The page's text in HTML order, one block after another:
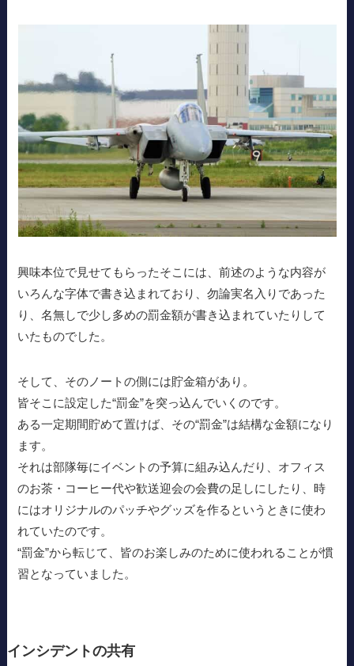
興味本位で見せてもらったそこには、前述のような内容が
いろんな字体で書き込まれており、勿論実名入りであった
り、名無しで少し多めの罰金額が書き込まれていたりして
いたものでした。
そして、そのノートの側には貯金箱があり。
皆そこに設定した“罰金”を突っ込んでいくのです。
ある一定期間貯めて置けば、その“罰金”は結構な金額になり
ます。
それは部隊毎にイベントの予算に組み込んだり、オフィス
のお茶・コーヒー代や歓送迎会の会費の足しにしたり、時
にはオリジナルのパッチやグッズを作るというときに使わ
れていたのです。
“罰金”から転じて、皆のお楽しみのために使われることが慣
習となっていました。
インシデントの共有